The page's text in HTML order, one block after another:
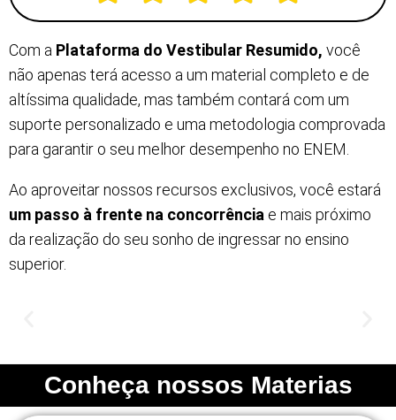
Com a Plataforma do Vestibular Resumido, você
não apenas terá acesso a um material completo e de
altíssima qualidade, mas também contará com um
suporte personalizado e uma metodologia comprovada
para garantir o seu melhor desempenho no ENEM.
Ao aproveitar nossos recursos exclusivos, você estará
um passo à frente na concorrência e mais próximo
da realização do seu sonho de ingressar no ensino
superior.
Conheça nossos Materias